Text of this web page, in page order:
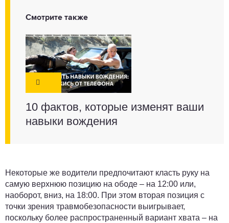
Смотрите также
10 фактов, которые изменят ваши
навыки вождения
Некоторые же водители предпочитают класть руку на
самую верхнюю позицию на ободе – на 12:00 или,
наоборот, вниз, на 18:00. При этом вторая позиция с
точки зрения травмобезопасности выигрывает,
поскольку более распространенный вариант хвата – на